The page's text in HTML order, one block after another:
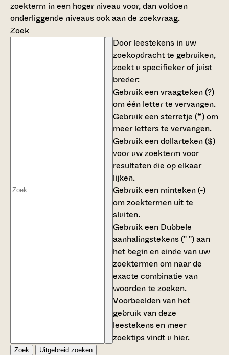
zoekterm in een hoger niveau voor, dan voldoen
onderliggende niveaus ook aan de zoekvraag.
Zoek
Door leestekens in uw
zoekopdracht te gebruiken,
zoekt u specifieker of juist
breder:
Gebruik eenvraagteken (?)
om één letter te vervangen.
Gebruik eensterretje (*)om
meer letters te vervangen.
Gebruik eendollarteken ($)
voor uw zoekterm voor
resultaten die op elkaar
lijken.
Gebruik een minteken (-)
om zoektermen uit te
sluiten.
Gebruik een Dubbele
aanhalingstekens (" ")aan
het begin en einde van uw
zoektermen om naar de
exacte combinatie van
woorden te zoeken.
Voorbeelden van het
gebruik van deze
leestekens en meer
zoektips vindt u hier.
Zoek Uitgebreid zoeken